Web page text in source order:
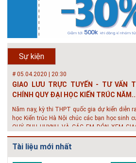
Sự kiện
# 05.04.2025 | 17:16
Tuyển sinh 2025, Khoa kỹ thuật hạ
- Đại học Kiến trúc...
Thông tin tuyển sinh đại học 2025 Khoa kỹ
gian đào tạo 4,5 năm
# 05.04.2020 | 20:30
GIAO LƯU TRỰC TUYẾN - TƯ VẤN
CHÍNH QUY ĐẠI HỌC KIẾN TRÚC NĂM...
Năm nay, kỳ thi THPT quốc gia dự kiến diễn
học Kiến trúc Hà Nội chúc các bạn học sinh
QUÝ PHỤ HUYNH VÀ CÁC EM ĐÓN XEM
VẤN TUYỂN SINH ĐẠI H...
# 08.07.2019 | 17:58
Tuyến sinh 2019 - Khoa Kỹ Thuật Hạ
Tài liệu mới nhất